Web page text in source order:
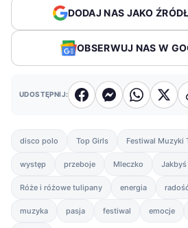
DODAJ NAS JAKO
OBSERWUJ NAS W
UDOSTĘPNIJ:
disco polo Top Girls Festiwal Muzyki
występ przeboje Mleczko Jakbyś
Róże i różowe tulipany energia
muzyka pasja festiwal emocje